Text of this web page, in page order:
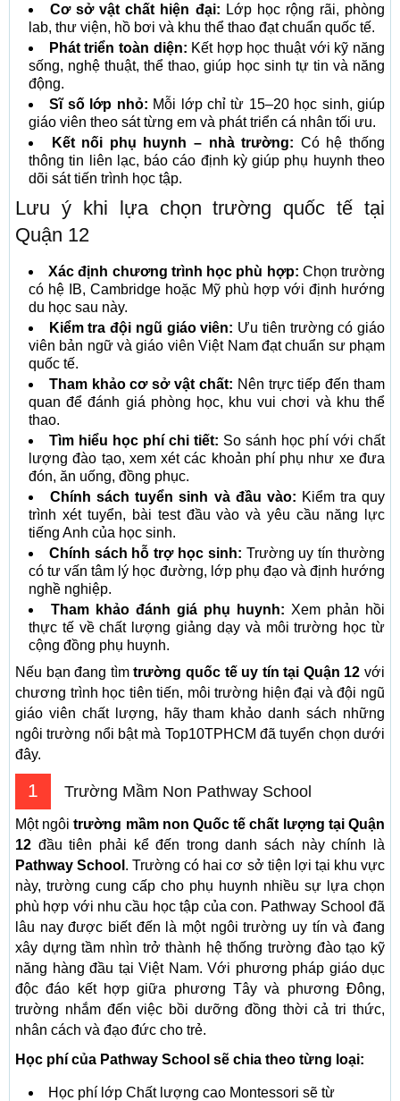
Cơ sở vật chất hiện đại: Lớp học rộng rãi, phòng
lab, thư viện, hồ bơi và khu thể thao đạt chuẩn quốc tế.
Phát triển toàn diện: Kết hợp học thuật với kỹ năng
sống, nghệ thuật, thể thao, giúp học sinh tự tin và năng
động.
Sĩ số lớp nhỏ: Mỗi lớp chỉ từ 15–20 học sinh, giúp
giáo viên theo sát từng em và phát triển cá nhân tối ưu.
Kết nối phụ huynh – nhà trường: Có hệ thống
thông tin liên lạc, báo cáo định kỳ giúp phụ huynh theo
dõi sát tiến trình học tập.
Lưu ý khi lựa chọn trường quốc tế tại
Quận 12
Xác định chương trình học phù hợp: Chọn trường
có hệ IB, Cambridge hoặc Mỹ phù hợp với định hướng
du học sau này.
Kiểm tra đội ngũ giáo viên: Ưu tiên trường có giáo
viên bản ngữ và giáo viên Việt Nam đạt chuẩn sư phạm
quốc tế.
Tham khảo cơ sở vật chất: Nên trực tiếp đến tham
quan để đánh giá phòng học, khu vui chơi và khu thể
thao.
Tìm hiểu học phí chi tiết: So sánh học phí với chất
lượng đào tạo, xem xét các khoản phí phụ như xe đưa
đón, ăn uống, đồng phục.
Chính sách tuyển sinh và đầu vào: Kiểm tra quy
trình xét tuyển, bài test đầu vào và yêu cầu năng lực
tiếng Anh của học sinh.
Chính sách hỗ trợ học sinh: Trường uy tín thường
có tư vấn tâm lý học đường, lớp phụ đạo và định hướng
nghề nghiệp.
Tham khảo đánh giá phụ huynh: Xem phản hồi
thực tế về chất lượng giảng dạy và môi trường học từ
cộng đồng phụ huynh.
Nếu bạn đang tìmtrường quốc tế uy tín tại Quận 12 với
chương trình học tiên tiến, môi trường hiện đại và đội ngũ
giáo viên chất lượng, hãy tham khảo danh sách những
ngôi trường nổi bật mà Top10TPHCM đã tuyển chọn dưới
đây.
1 Trường Mầm Non Pathway School
Một ngôitrường mầm non Quốc tế chất lượng tại Quận
12 đầu tiên phải kể đến trong danh sách này chính là
Pathway School . Trường có hai cơ sở tiện lợi tại khu vực
này, trường cung cấp cho phụ huynh nhiều sự lựa chọn
phù hợp với nhu cầu học tập của con. Pathway School đã
lâu nay được biết đến là một ngôi trường uy tín và đang
xây dựng tầm nhìn trở thành hệ thống trường đào tạo kỹ
năng hàng đầu tại Việt Nam. Với phương pháp giáo dục
độc đáo kết hợp giữa phương Tây và phương Đông,
trường nhắm đến việc bồi dưỡng đồng thời cả tri thức,
nhân cách và đạo đức cho trẻ.
Học phí của Pathway School sẽ chia theo từng loại:
Học phí lớp Chất lượng cao Montessori sẽ từ